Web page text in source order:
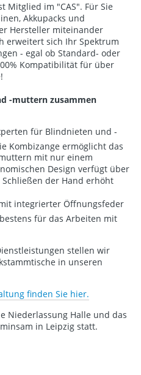
Mitglied im "CAS". Für Sie
Akkupacks und
Hersteller miteinander
erweitert sich Ihr Spektrum
- egal ob Standard- oder
Kompatibilität für über
-muttern zusammen
für Blindnieten und -
Kombizange ermöglicht das
mit nur einem
Design verfügt über
der Hand erhöht
integrierter Öffnungsfeder
für das Arbeiten mit
stellen wir
in unseren
finden Sie hier.
Niederlassung Halle und das
in Leipzig statt.